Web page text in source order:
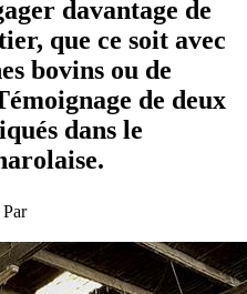
davantage de
que ce soit avec
bovins ou de
de deux
dans le